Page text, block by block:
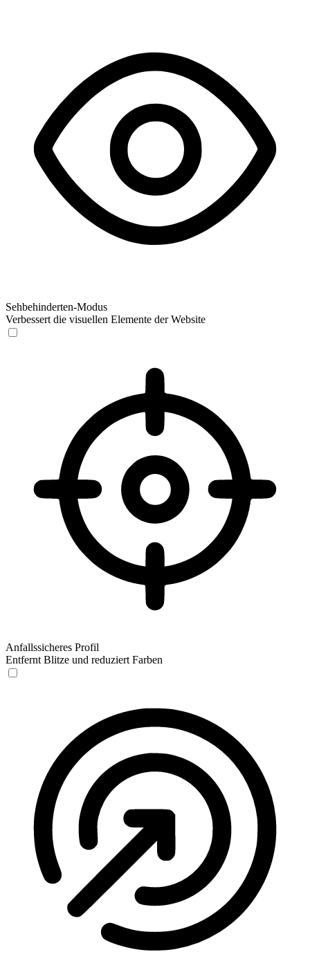
Sehbehinderten-Modus
Verbessert die visuellen Elemente der Website
Anfallssicheres Profil
Entfernt Blitze und reduziert Farben